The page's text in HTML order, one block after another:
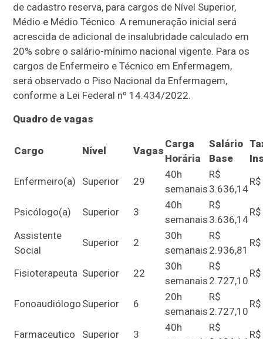
de cadastro reserva, para cargos de Nível Superior,
Médio e Médio Técnico. A remuneração inicial será
acrescida de adicional de insalubridade calculado em
20% sobre o salário-mínimo nacional vigente. Para os
cargos de Enfermeiro e Técnico em Enfermagem,
será observado o Piso Nacional da Enfermagem,
conforme a Lei Federal nº 14.434/2022.
Quadro de vagas
Cargo Nível Vagas
Carga
Horária
Salário
Base
Enfermeiro(a)
Superior 29
40h
semanais
R$
3.636,14
Psicólogo(a) Superior 3
40h
semanais
R$
3.636,14
Assistente
Social
Superior 2
30h
semanais
R$
2.936,81
Fisioterapeuta Superior 22
30h
semanais
R$
2.727,10
Fonoaudiólogo Superior 6
20h
semanais
R$
2.727,10
Farmaceutico Superior 3
40h
R$